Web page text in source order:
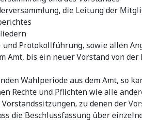
die Leitung der
Protokollführung, sowie allen
Amt, bis ein neuer Vorstand von
Wahlperiode aus dem Amt, so
Rechte und Pflichten wie alle
zu denen der
die Beschlussfassung über